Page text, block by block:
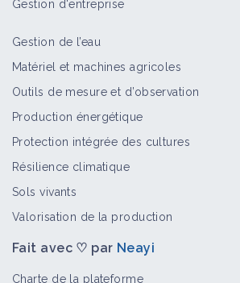
Gestion d'entreprise
Gestion de l’eau
Matériel et machines agricoles
Outils de mesure et d’observation
Production énergétique
Protection intégrée des cultures
Résilience climatique
Sols vivants
Valorisation de la production
Fait avec ♡ par Neayi
Charte de la plateforme